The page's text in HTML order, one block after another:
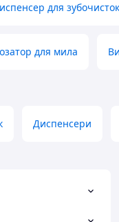
для зубочисток
для мила
Диспенсери